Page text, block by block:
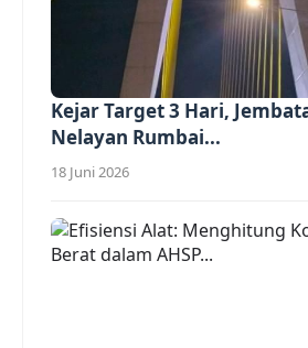
Kejar Target 3 Hari,
Nelayan Rumbai...
18 Juni 2026